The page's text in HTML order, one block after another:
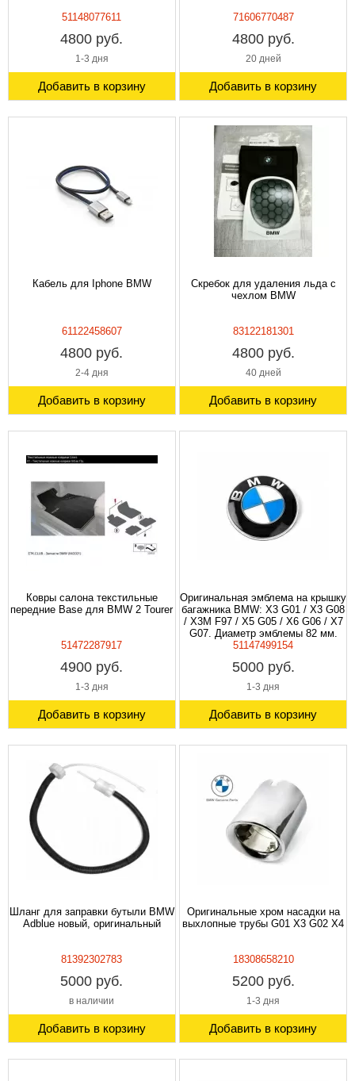
51148077611
4800 руб.
1-3 дня
Добавить в корзину
71606770487
4800 руб.
20 дней
Добавить в корзину
Кабель для Iphone BMW
61122458607
4800 руб.
2-4 дня
Добавить в корзину
Скребок для удаления льда с
чехлом BMW
83122181301
4800 руб.
40 дней
Добавить в корзину
Ковры салона текстильные
передние Base для BMW 2 Tourer
51472287917
4900 руб.
1-3 дня
Добавить в корзину
Оригинальная эмблема на крышку
багажника BMW: X3 G01 / X3 G08
/ X3M F97 / X5 G05 / X6 G06 / X7
G07. Диаметр эмблемы 82 мм.
51147499154
5000 руб.
1-3 дня
Добавить в корзину
Шланг для заправки бутыли BMW
Adblue новый, оригинальный
81392302783
5000 руб.
в наличии
Добавить в корзину
Оригинальные хром насадки на
выхлопные трубы G01 X3 G02 X4
18308658210
5200 руб.
1-3 дня
Добавить в корзину